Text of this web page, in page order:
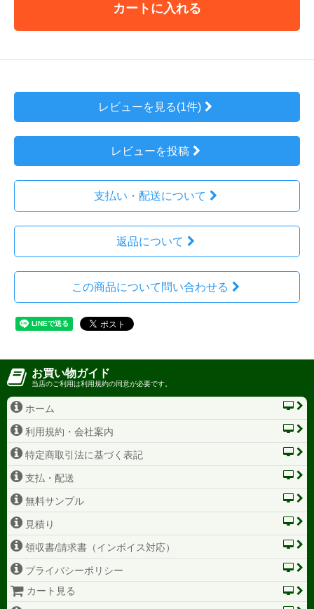
カートに入れる
レビューを見る(1件)
レビューを投稿
支払い・配送について
返品について
この商品について問い合わせる
お買い物ガイド
当店のご利用は利用規約の同意が必要です。
ホーム
利用規約・会社案内
特定商取引法に基づく表記
支払・配送
無料サンプル
見積り
領収書/請求書（インボイス対応）
プライバシーポリシー
カート見る